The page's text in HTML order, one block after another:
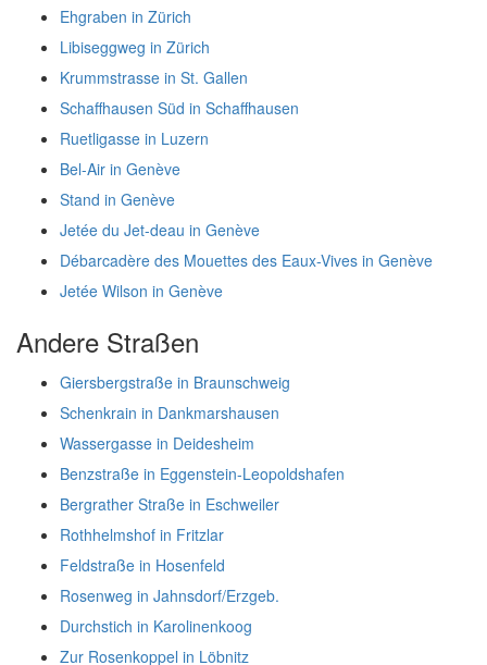
Ehgraben in Zürich
Libiseggweg in Zürich
Krummstrasse in St. Gallen
Schaffhausen Süd in Schaffhausen
Ruetligasse in Luzern
Bel-Air in Genève
Stand in Genève
Jetée du Jet-deau in Genève
Débarcadère des Mouettes des Eaux-Vives in Genève
Jetée Wilson in Genève
Andere Straßen
Giersbergstraße in Braunschweig
Schenkrain in Dankmarshausen
Wassergasse in Deidesheim
Benzstraße in Eggenstein-Leopoldshafen
Bergrather Straße in Eschweiler
Rothhelmshof in Fritzlar
Feldstraße in Hosenfeld
Rosenweg in Jahnsdorf/Erzgeb.
Durchstich in Karolinenkoog
Zur Rosenkoppel in Löbnitz